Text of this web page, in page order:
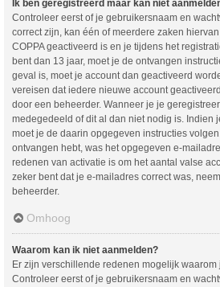
Ik ben geregistreerd maar kan niet
Controleer eerst of je gebruikersnaam en
correct zijn, kan één of meerdere zaken
COPPA geactiveerd is en je tijdens het
bent dan 13 jaar, moet je de ontvangen
geval is, moet je account dan geactiveerd
vereisen dat iedere nieuwe account
door een beheerder. Wanneer je je
medegedeeld of dit al dan niet nodig is. Indien
moet je de daarin opgegeven instructies
ontvangen hebt, was het opgegeven e-
redenen van activatie is om het aantal valse
zeker bent dat je e-mailadres correct was,
beheerder.
Omhoog
Waarom kan ik niet aanmelden?
Er zijn verschillende redenen mogelijk
Controleer eerst of je gebruikersnaam en